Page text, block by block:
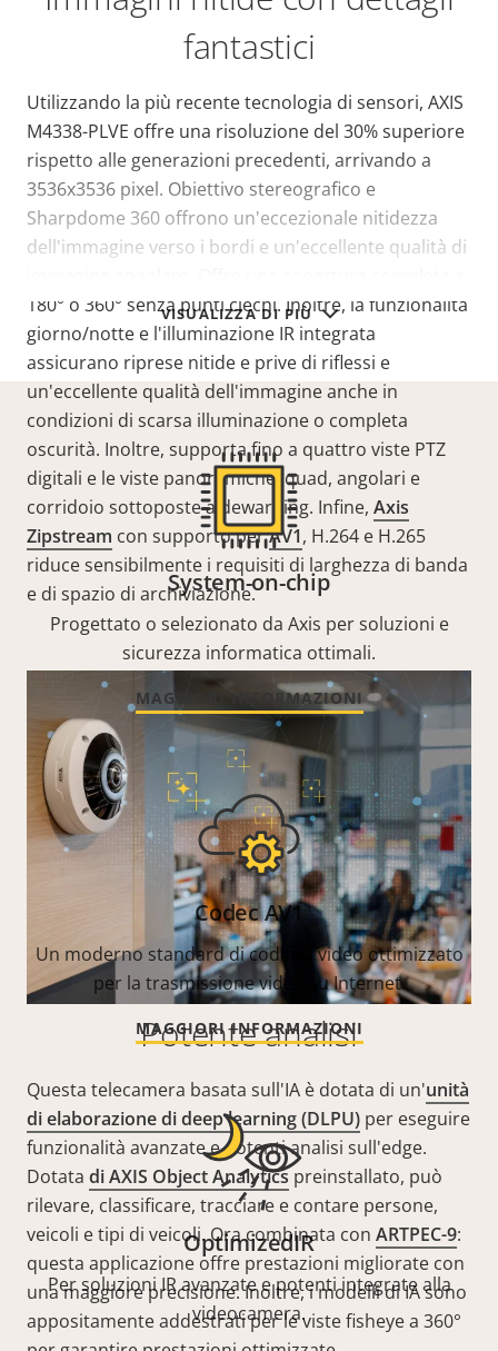
VISUALIZZA DI PIÙ
fantastici
Utilizzando la più recente tecnologia di sensori, AXIS
M4338-PLVE offre una risoluzione del 30% superiore
rispetto alle generazioni precedenti, arrivando a
3536x3536 pixel. Obiettivo stereografico e
Sharpdome 360 offrono un'eccezionale nitidezza
dell'immagine verso i bordi e un'eccellente qualità di
180° o 360° senza punti ciechi. Inoltre, la funzionalità
giorno/notte e l'illuminazione IR integrata
assicurano riprese nitide e prive di riflessi e
un'eccellente qualità dell'immagine anche in
condizioni di scarsa illuminazione o completa
oscurità. Inoltre, supporta fino a quattro viste PTZ
digitali e le viste panoramiche, quad, angolari e
corridoio sottoposte a dewarping. Infine, Axis
Zipstream con supporto perAV1, H.264 e H.265
riduce sensibilmente i requisiti di larghezza di banda
e di spazio di archiviazione.
Potente analisi
Questa telecamera basata sull'IA è dotata di un'unità
di elaborazione di deep learning (DLPU) per eseguire
funzionalità avanzate e potenti analisi sull'edge.
Dotata di AXIS Object Analyticspreinstallato, può
rilevare, classificare, tracciare e contare persone,
veicoli e tipi di veicoli. Ora combinata con ARTPEC-9:
questa applicazione offre prestazioni migliorate con
una maggiore precisione. Inoltre, i modelli di IA sono
appositamente addestrati per le viste fisheye a 360°
System-on-chip
Progettato o selezionato da Axis per soluzioni e
sicurezza informatica ottimali.
MAGGIORI INFORMAZIONI
Codec AV1
Un moderno standard di codifica video ottimizzato
per la trasmissione video su Internet.
MAGGIORI INFORMAZIONI
OptimizedIR
Per soluzioni IR avanzate e potenti integrate alla
videocamera.